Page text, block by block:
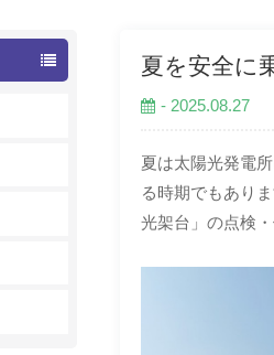
夏を安全に
- 2025.08.27
夏は太陽光発電
る時期でもあり
光架台」の点検